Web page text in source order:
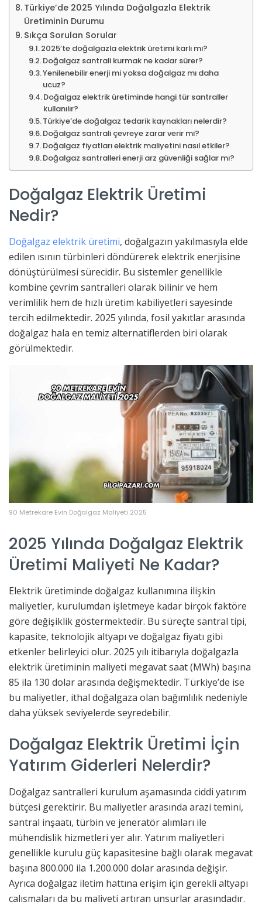
Türkiye’de 2025 Yılında Doğalgazla Elektrik
Üretiminin Durumu
Sıkça Sorulan Sorular
2025’te doğalgazla elektrik üretimi karlı mı?
Doğalgaz santrali kurmak ne kadar sürer?
Yenilenebilir enerji mi yoksa doğalgaz mı daha
ucuz?
Doğalgaz elektrik üretiminde hangi tür santraller
kullanılır?
Türkiye’de doğalgaz tedarik kaynakları nelerdir?
Doğalgaz santrali çevreye zarar verir mi?
Doğalgaz fiyatları elektrik maliyetini nasıl etkiler?
Doğalgaz santralleri enerji arz güvenliği sağlar mı?
Doğalgaz Elektrik Üretimi
Nedir?
Doğalgaz elektrik üretimi, doğalgazın yakılmasıyla elde
edilen ısının türbinleri döndürerek elektrik enerjisine
dönüştürülmesi sürecidir. Bu sistemler genellikle
kombine çevrim santralleri olarak bilinir ve hem
verimlilik hem de hızlı üretim kabiliyetleri sayesinde
tercih edilmektedir. 2025 yılında, fosil yakıtlar arasında
doğalgaz hala en temiz alternatiflerden biri olarak
görülmektedir.
90 Metrekare Evin Doğalgaz Maliyeti 2025
2025 Yılında Doğalgaz Elektrik
Üretimi Maliyeti Ne Kadar?
Elektrik üretiminde doğalgaz kullanımına ilişkin
maliyetler, kurulumdan işletmeye kadar birçok faktöre
göre değişiklik göstermektedir. Bu süreçte santral tipi,
kapasite, teknolojik altyapı ve doğalgaz fiyatı gibi
etkenler belirleyici olur. 2025 yılı itibarıyla doğalgazla
elektrik üretiminin maliyeti megavat saat (MWh) başına
85 ila 130 dolar arasında değişmektedir. Türkiye’de ise
bu maliyetler, ithal doğalgaza olan bağımlılık nedeniyle
daha yüksek seviyelerde seyredebilir.
Doğalgaz Elektrik Üretimi İçin
Yatırım Giderleri Nelerdir?
Doğalgaz santralleri kurulum aşamasında ciddi yatırım
bütçesi gerektirir. Bu maliyetler arasında arazi temini,
santral inşaatı, türbin ve jeneratör alımları ile
mühendislik hizmetleri yer alır. Yatırım maliyetleri
genellikle kurulu güç kapasitesine bağlı olarak megavat
başına 800.000 ila 1.200.000 dolar arasında değişir.
Ayrıca doğalgaz iletim hattına erişim için gerekli altyapı
çalışmaları da bu maliyeti artıran unsurlar arasındadır.